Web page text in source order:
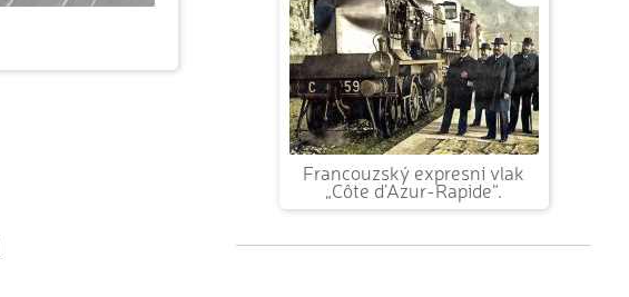
Francouzský expresní vlak
„Côte d’Azur-Rapide“.